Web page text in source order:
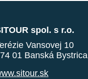
spol. s r.o.
Vansovej 10
01 Banská Bystrica